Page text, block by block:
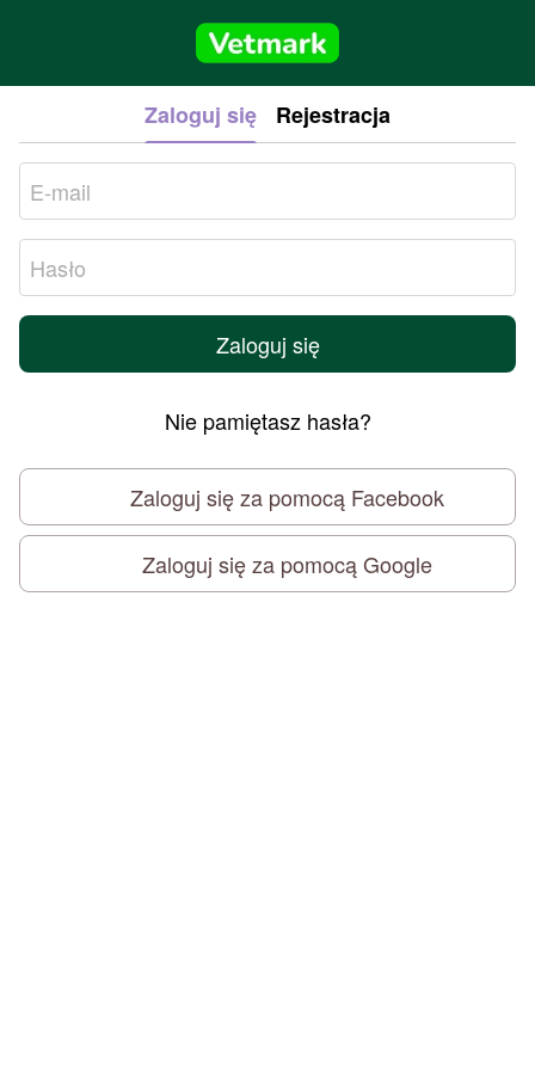
Zaloguj się Rejestracja
Zaloguj się
Nie pamiętasz hasła?
Zaloguj się za pomocą Facebook
Zaloguj się za pomocą Google